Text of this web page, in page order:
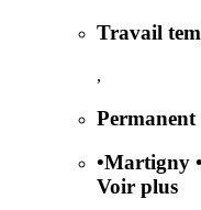
Travail
,
Permanent
•Martigny •
Voir plus